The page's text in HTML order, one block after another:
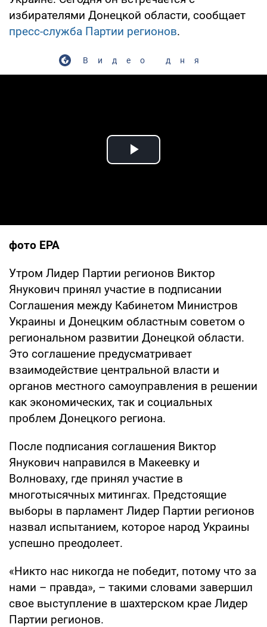
избирателями Донецкой области, сообщает
пресс-служба Партии регионов.
Видео дня
Play Video
фото ЕРА
Утром Лидер Партии регионов Виктор
Янукович принял участие в подписании
Соглашения между Кабинетом Министров
Украины и Донецким областным советом о
региональном развитии Донецкой области.
Это соглашение предусматривает
взаимодействие центральной власти и
органов местного самоуправления в решении
как экономических, так и социальных
проблем Донецкого региона.
После подписания соглашения Виктор
Янукович направился в Макеевку и
Волноваху, где принял участие в
многотысячных митингах. Предстоящие
выборы в парламент Лидер Партии регионов
назвал испытанием, которое народ Украины
успешно преодолеет.
«Никто нас никогда не победит, потому что за
нами – правда», – такими словами завершил
свое выступление в шахтерском крае Лидер
Партии регионов.